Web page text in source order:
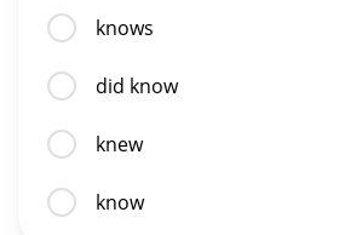
knows
did know
knew
know